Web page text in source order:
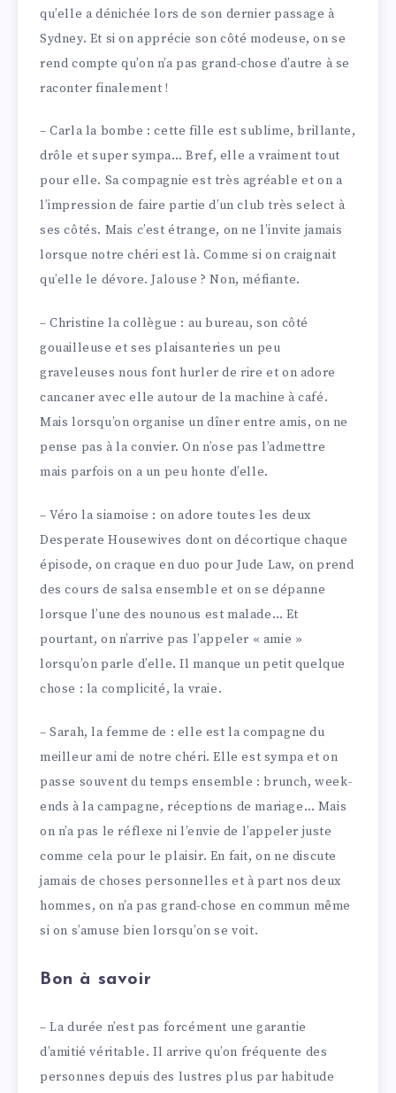
qu’elle a dénichée lors de son dernier passage à
Sydney. Et si on apprécie son côté modeuse, on se
rend compte qu’on n’a pas grand-chose d’autre à se
raconter finalement !
– Carla la bombe : cette fille est sublime, brillante,
drôle et super sympa… Bref, elle a vraiment tout
pour elle. Sa compagnie est très agréable et on a
l’impression de faire partie d’un club très select à
ses côtés. Mais c’est étrange, on ne l’invite jamais
lorsque notre chéri est là. Comme si on craignait
qu’elle le dévore. Jalouse ? Non, méfiante.
– Christine la collègue : au bureau, son côté
gouailleuse et ses plaisanteries un peu
graveleuses nous font hurler de rire et on adore
cancaner avec elle autour de la machine à café.
Mais lorsqu’on organise un dîner entre amis, on ne
pense pas à la convier. On n’ose pas l’admettre
mais parfois on a un peu honte d’elle.
– Véro la siamoise : on adore toutes les deux
Desperate Housewives dont on décortique chaque
épisode, on craque en duo pour Jude Law, on prend
des cours de salsa ensemble et on se dépanne
lorsque l’une des nounous est malade… Et
pourtant, on n’arrive pas l’appeler « amie »
lorsqu’on parle d’elle. Il manque un petit quelque
chose : la complicité, la vraie.
– Sarah, la femme de : elle est la compagne du
meilleur ami de notre chéri. Elle est sympa et on
passe souvent du temps ensemble : brunch, week-
ends à la campagne, réceptions de mariage… Mais
on n’a pas le réflexe ni l’envie de l’appeler juste
comme cela pour le plaisir. En fait, on ne discute
jamais de choses personnelles et à part nos deux
hommes, on n’a pas grand-chose en commun même
si on s’amuse bien lorsqu’on se voit.
Bon à savoir
– La durée n’est pas forcément une garantie
d’amitié véritable. Il arrive qu’on fréquente des
personnes depuis des lustres plus par habitude